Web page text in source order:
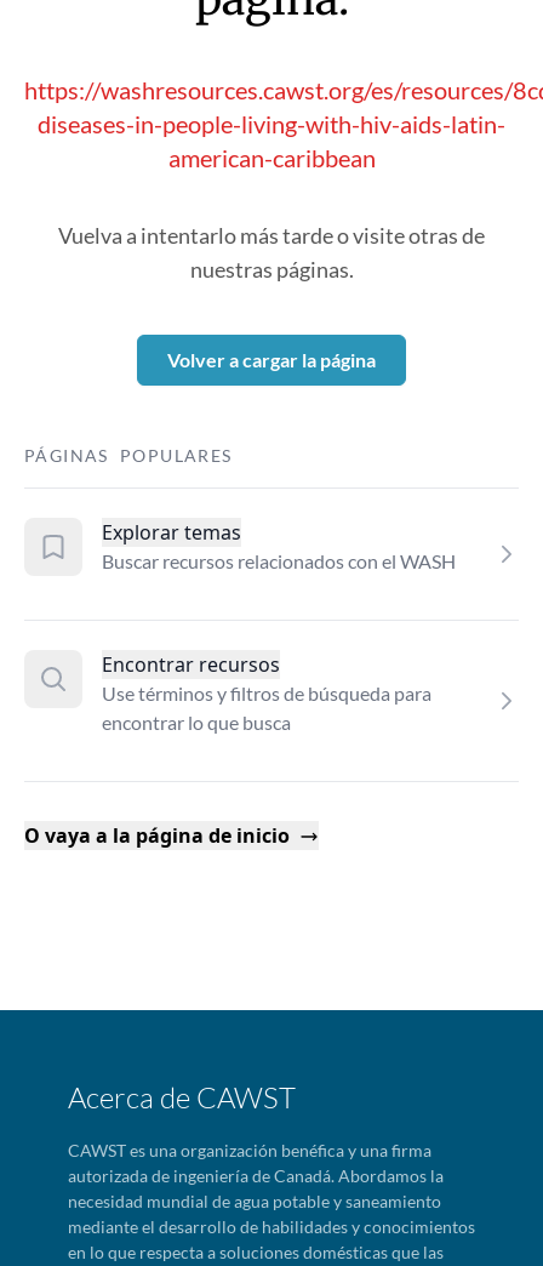
https://washresources.cawst.org/es/resources/
diseases-in-people-living-with-hiv-aids-latin-
american-caribbean
Vuelva a intentarlo más tarde o visite otras de
nuestras páginas.
Volver a cargar la página
PÁGINAS POPULARES
Explorar temas
Buscar recursos relacionados con el WASH
Encontrar recursos
Use términos y filtros de búsqueda para
encontrar lo que busca
O vaya a la página de inicio
Acerca de CAWST
CAWST es una organización benéfica y una firma
autorizada de ingeniería de Canadá. Abordamos la
necesidad mundial de agua potable y saneamiento
mediante el desarrollo de habilidades y conocimientos
en lo que respecta a soluciones domésticas que las